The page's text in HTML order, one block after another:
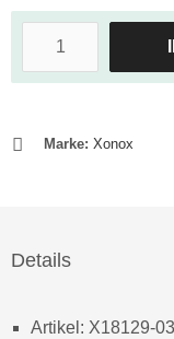
Marke: Xonox
Details
Artikel: X18129-03